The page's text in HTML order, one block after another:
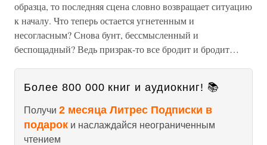
образца, то последняя сцена словно возвращает ситуацию
к началу. Что теперь остается угнетенным и
несогласным? Снова бунт, бессмысленный и
беспощадный? Ведь призрак-то все бродит и бродит…
Более 800 000 книг и аудиокниг! 📚
Получи 2 месяца Литрес Подписки в
подарок и наслаждайся неограниченным
чтением